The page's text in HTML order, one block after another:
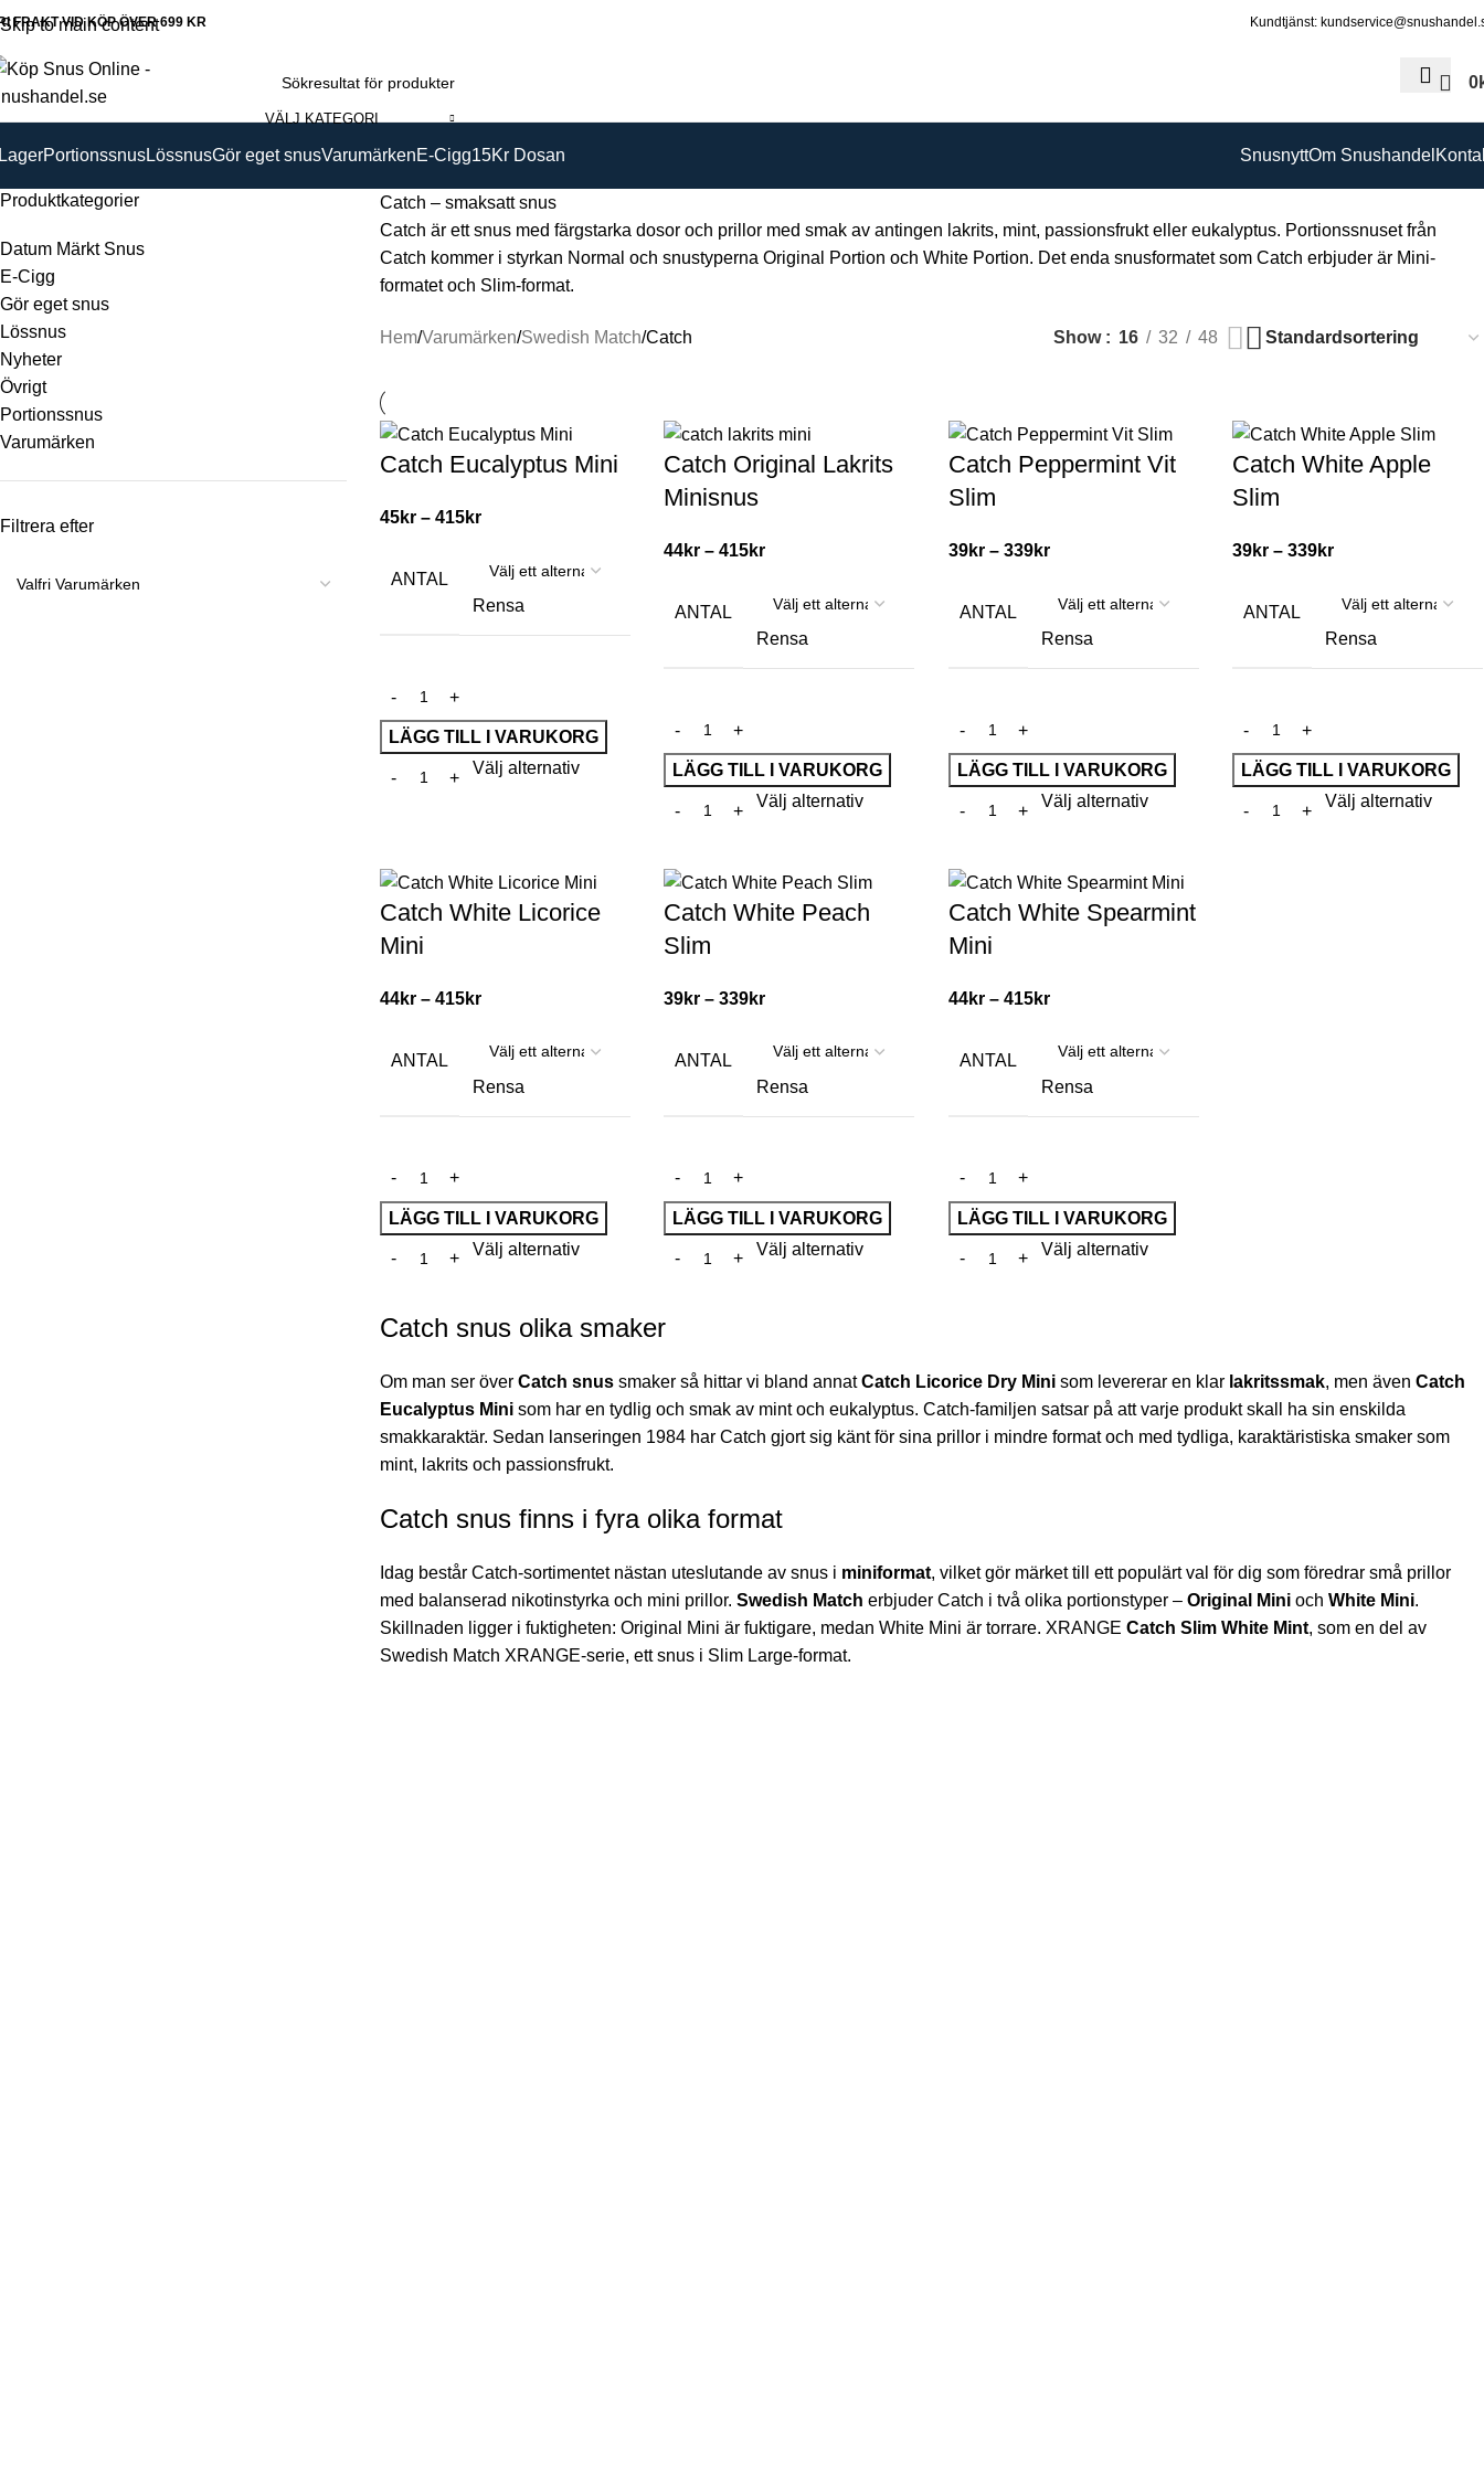
Skip to main content
FRAKT VID KÖP ÖVER 699 KR Kundtjänst:
VÄLJ KATEGORI
0
PortionssnusLössnusGör eget snusVarumärkenE-Cigg15Kr Dosan SnusnyttOm Snushandel
Produktkategorier
Datum Märkt Snus
E-Cigg
Gör eget snus
Lössnus
Nyheter
Övrigt
Portionssnus
Varumärken
Filtrera efter
Catch – smaksatt snus
Catch är ett snus med färgstarka dosor och prillor med smak av antingen lakrits, mint, passionsfrukt eller eukalyptus. Portionssnuset från
Catch kommer i styrkan Normal och snustyperna Original Portion och White Portion. Det enda snusformatet som Catch erbjuder är Mini-
formatet och Slim-format.
Hem Varumärken Swedish Match Catch Show 16 32 48
Catch Eucalyptus Mini
45kr – 415kr
ANTAL
Rensa
LÄGG TILL I VARUKORG
Välj alternativ
Catch Original Lakrits
Minisnus
44kr – 415kr
ANTAL
Rensa
LÄGG TILL I VARUKORG
Välj alternativ
Catch Peppermint Vit
Slim
39kr – 339kr
ANTAL
Rensa
LÄGG TILL I VARUKORG
Välj alternativ
Catch White Apple
Slim
39kr – 339kr
ANTAL
Rensa
LÄGG TILL I VARUKORG
Välj alternativ
Catch White Licorice
Mini
44kr – 415kr
ANTAL
Rensa
LÄGG TILL I VARUKORG
Välj alternativ
Catch White Peach
Slim
39kr – 339kr
ANTAL
Rensa
LÄGG TILL I VARUKORG
Välj alternativ
Catch White Spearmint
Mini
44kr – 415kr
ANTAL
Rensa
LÄGG TILL I VARUKORG
Välj alternativ
Catch snus olika smaker
Om man ser över Catch snussmaker så hittar vi bland annatCatch Licorice Dry Minisom levererar en klar lakritssmak, men även Catch
Eucalyptus Minisom har en tydlig och smak av mint och eukalyptus. Catch-familjen satsar på att varje produkt skall ha sin enskilda
smakkaraktär. Sedan lanseringen 1984 har Catch gjort sig känt för sina prillor i mindre format och med tydliga, karaktäristiska smaker som
mint, lakrits och passionsfrukt.
Catch snus finns i fyra olika format
Idag består Catch-sortimentet nästan uteslutande av snus i miniformat, vilket gör märket till ett populärt val för dig som föredrar små prillor
med balanserad nikotinstyrka och mini prillor. Swedish Match erbjuder Catch i två olika portionstyper – Original Mini och White Mini.
Skillnaden ligger i fuktigheten: Original Mini är fuktigare, medan White Mini är torrare. XRANGE Catch Slim White Mint, som en del av
Swedish Match XRANGE-serie, ett snus i Slim Large-format.